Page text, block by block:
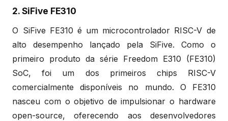
2. SiFive FE310
O SiFive FE310 é um microcontrolador RISC-V de
alto desempenho lançado pela SiFive. Como o
primeiro produto da série Freedom E310 (FE310)
SoC, foi um dos primeiros chips RISC-V
comercialmente disponíveis no mundo. O FE310
nasceu com o objetivo de impulsionar o hardware
open-source, oferecendo aos desenvolvedores